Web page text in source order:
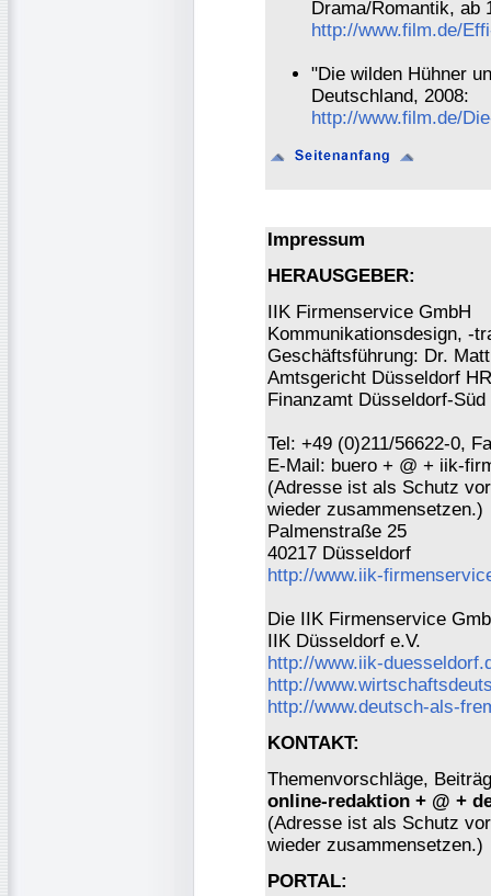
Drama/Romantik, ab
http://www.film.de/
"Die wilden Hühner
Deutschland, 2008:
http://www.film.de/
Impressum
HERAUSGEBER:
IIK Firmenservice GmbH
Kommunikationsdesign, -
Geschäftsführung: Dr.
Amtsgericht Düsseldorf
Finanzamt Düsseldorf-
Tel: +49 (0)211/56622-0,
E-Mail: buero + @ + iik-
(Adresse ist als Schutz
wieder zusammensetzen.)
Palmenstraße 25
40217 Düsseldorf
http://www.iik-
Die IIK Firmenservice
IIK Düsseldorf e.V.
http://www.iik-
http://
http://www.deutsch-als-
KONTAKT:
Themenvorschläge,
online-redaktion + @ +
(Adresse ist als Schutz
wieder zusammensetzen.)
PORTAL: